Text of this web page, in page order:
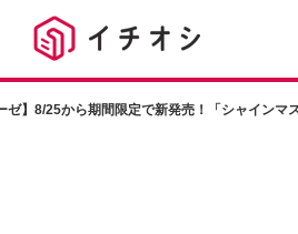
ゼ】8/25から期間限定で新発売！「シャインマ